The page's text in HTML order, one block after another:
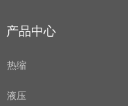
产品中心
热缩
液压